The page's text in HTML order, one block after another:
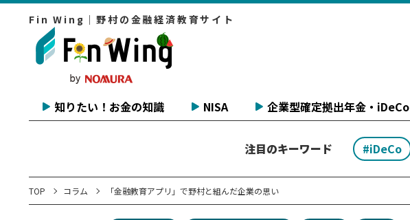
Fin Wing｜野村の金融経済教育サイト
知りたい！お金の知識 NISA 企業型確定拠出年金・iDeCo
注目のキーワード #iDeCo
TOP コラム 「金融教育アプリ」で野村と組んだ企業の思い